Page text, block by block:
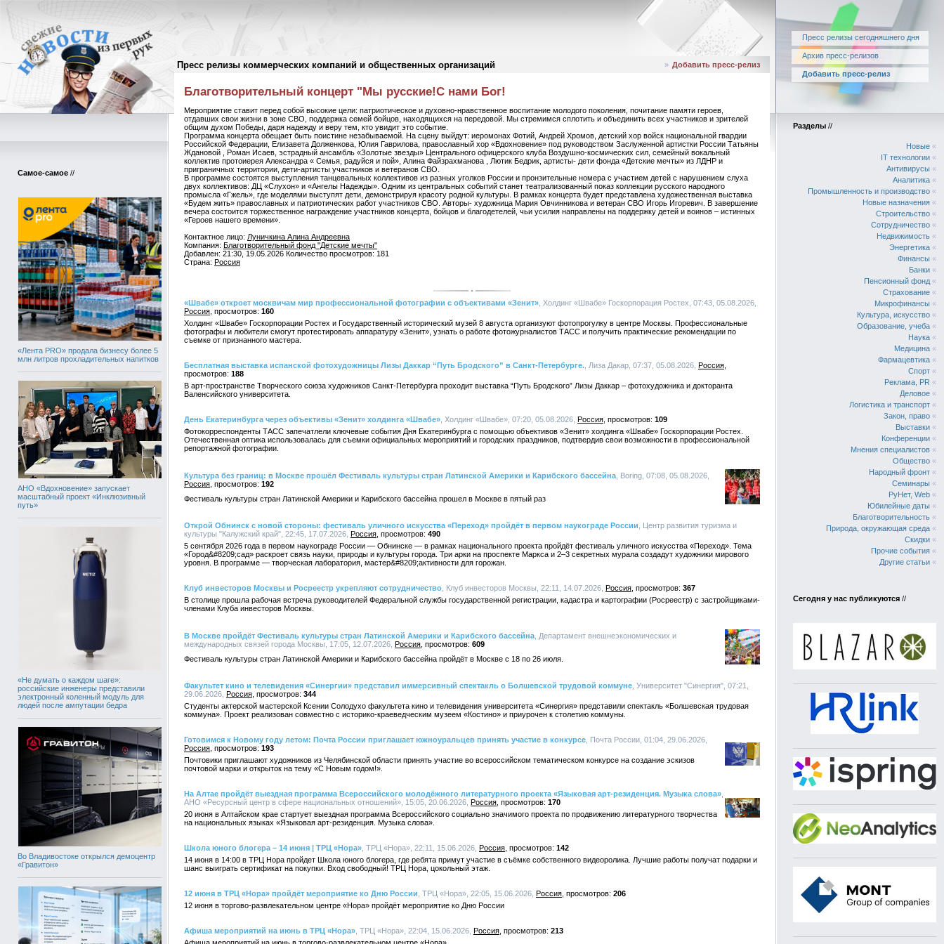
Пресс релизы коммерческих компаний и общественных организаций
Пресс релизы сегодняшнего дня
Архив пресс-релизов
Добавить пресс-релиз
Самое-самое //
«Лента PRO» продала бизнесу более 5
млн литров прохладительных напитков
АНО «Вдохновение» запускает
масштабный проект «Инклюзивный
путь»
«Не думать о каждом шаге»:
российские инженеры представили
электронный коленный модуль для
людей после ампутации бедра
Во Владивостоке открылся демоцентр
«Гравитон»
Пресс-релизы// » Добавить пресс-релиз
Благотворительный концерт "Мы русские!С нами Бог!
Мероприятие ставит перед собой высокие цели: патриотическое и духовно-нравственное воспитание молодого поколения, почитание памяти героев,
отдавших свои жизни в зоне СВО, поддержка семей бойцов, находящихся на передовой. Мы стремимся сплотить и объединить всех участников и зрителей
общим духом Победы, даря надежду и веру тем, кто увидит это событие.
Программа концерта обещает быть поистине незабываемой. На сцену выйдут: иеромонах Фотий, Андрей Хромов, детский хор войск национальной гвардии
Российской Федерации, Елизавета Долженкова, Юлия Гаврилова, православный хор «Вдохновение» под руководством Заслуженной артистки России Татьяны
Ждановой , Роман Исаев, эстрадный ансамбль «Золотые звезды» Центрального офицерского клуба Воздушно-космических сил, семейный вокальный
коллектив протоиерея Александра « Семья, радуйся и пой», Алина Файзрахманова , Лютик Бедрик, артисты- дети фонда «Детские мечты» из ЛДНР и
приграничных территории, дети-артисты участников и ветеранов СВО.
В программе состоятся выступления танцевальных коллективов из разных уголков России и пронзительные номера с участием детей с нарушением слуха
двух коллективов: ДЦ «Слухон» и «Ангелы Надежды». Одним из центральных событий станет театрализованный показ коллекции русского народного
промысла «Гжель», где моделями выступят дети, демонстрируя красоту родной культуры. В рамках концерта будет представлена художественная выставка
«Будем жить» православных и патриотических работ участников СВО. Авторы- художница Мария Овчинникова и ветеран СВО Игорь Игоревич. В завершение
вечера состоится торжественное награждение участников концерта, бойцов и благодетелей, чьи усилия направлены на поддержку детей и воинов – истинных
«Героев нашего времени».
Контактное лицо: Луничкина Алина Андреевна
Компания: Благотворительный фонд "Детские мечты"
Добавлен: 21:30, 19.05.2026 Количество просмотров: 181
Страна: Россия
«Швабе» откроет москвичам мир профессиональной фотографии с объективами «Зенит» , Холдинг «Швабе» Госкорпорация Ростех, 07:43, 05.08.2026,
Россия
160
Холдинг «Швабе» Госкорпорации Ростех и Государственный исторический музей 8 августа организуют фотопрогулку в центре Москвы. Профессиональные
фотографы и любители смогут протестировать аппаратуру «Зенит», узнать о работе фотожурналистов ТАСС и получить практические рекомендации по
съемке от признанного мастера.
Бесплатная выставка испанской фотохудожницы Лизы Даккар “Путь Бродского” в Санкт-Петербурге. , Лиза Дакар, 07:37, 05.08.2026, Россия
188
В арт-пространстве Творческого союза художников Санкт-Петербурга проходит выставка “Путь Бродского” Лизы Даккар – фотохудожника и докторанта
Валенсийского университета.
День Екатеринбурга через объективы «Зенит» холдинга «Швабе» , Холдинг «Швабе», 07:20, 05.08.2026, Россия
109
Фотокорреспонденты ТАСС запечатлели ключевые события Дня Екатеринбурга с помощью объективов «Зенит» холдинга «Швабе» Госкорпорации Ростех.
Отечественная оптика использовалась для съемки официальных мероприятий и городских праздников, подтвердив свои возможности в профессиональной
репортажной фотографии.
Культура без границ: в Москве прошёл Фестиваль культуры стран Латинской Америки и Карибского бассейна , Boring, 07:08, 05.08.2026,
Россия
192
Фестиваль культуры стран Латинской Америки и Карибского бассейна прошел в Москве в пятый раз
Открой Обнинск с новой стороны: фестиваль уличного искусства «Переход» пройдёт в первом наукограде России , Центр развития туризма и
культуры "Калужский край", 22:45, 17.07.2026, Россия
490
5 сентября 2026 года в первом наукограде России — Обнинске — в рамках национального проекта пройдёт фестиваль уличного искусства «Переход». Тема
«Город&#8209;сад» раскроет связь науки, природы и культуры города. Три арки на проспекте Маркса и 2–3 секретных мурала создадут художники мирового
уровня. В программе — творческая лаборатория, мастер&#8209;активности для горожан.
Клуб инвесторов Москвы и Росреестр укрепляют сотрудничество , Клуб инвесторов Москвы, 22:11, 14.07.2026, Россия
367
В столице прошла рабочая встреча руководителей Федеральной службы государственной регистрации, кадастра и картографии (Росреестр) с застройщиками-
членами Клуба инвесторов Москвы.
В Москве пройдёт Фестиваль культуры стран Латинской Америки и Карибского бассейна , Департамент внешнеэкономических и
международных связей города Москвы, 17:05, 12.07.2026, Россия
609
Фестиваль культуры стран Латинской Америки и Карибского бассейна пройдёт в Москве с 18 по 26 июля.
Факультет кино и телевидения «Синергии» представил иммерсивный спектакль о Болшевской трудовой коммуне , Университет "Синергия", 07:21,
29.06.2026, Россия
344
Студенты актерской мастерской Ксении Солодухо факультета кино и телевидения университета «Синергия» представили спектакль «Болшевская трудовая
коммуна». Проект реализован совместно с историко-краеведческим музеем «Костино» и приурочен к столетию коммуны.
Готовимся к Новому году летом: Почта России приглашает южноуральцев принять участие в конкурсе , Почта России, 01:04, 29.06.2026,
Россия
193
Почтовики приглашают художников из Челябинской области принять участие во всероссийском тематическом конкурсе на создание эскизов
почтовой марки и открыток на тему «С Новым годом!».
На Алтае пройдёт выездная программа Всероссийского молодёжного литературного проекта «Языковая арт-резиденция. Музыка слова»
АНО «Ресурсный центр в сфере национальных отношений», 15:05, 20.06.2026, Россия
170
20 июня в Алтайском крае стартует выездная программа Всероссийского социально значимого проекта по продвижению литературного творчества
на национальных языках «Языковая арт-резиденция. Музыка слова».
Школа юного блогера – 14 июня | ТРЦ «Нора» , ТРЦ «Нора», 22:11, 15.06.2026, Россия
142
14 июня в 14:00 в ТРЦ Нора пройдет Школа юного блогера, где ребята примут участие в съёмке собственного видеоролика. Лучшие работы получат подарки и
шанс выиграть сертификат на покупки. Вход свободный! ТРЦ Нора, цокольный этаж.
12 июня в ТРЦ «Нора» пройдёт мероприятие ко Дню России , ТРЦ «Нора», 22:05, 15.06.2026, Россия
206
12 июня в торгово-развлекательном центре «Нора» пройдёт мероприятие ко Дню России
Афиша мероприятий на июнь в ТРЦ «Нора» , ТРЦ «Нора», 22:04, 15.06.2026, Россия
213
Разделы //
Новые «
IT технологии «
Антивирусы «
Аналитика «
Промышленность и производство «
Новые назначения «
Строительство «
Сотрудничество «
Недвижимость «
Энергетика «
Финансы «
Банки «
Пенсионный фонд «
Страхование «
Микрофинансы «
Культура, искусство «
Образование, учеба «
Наука «
Медицина «
Фармацевтика «
Спорт «
Реклама, PR «
Деловое «
Логистика и транспорт «
Закон, право «
Выставки «
Конференции «
Мнения специалистов «
Общество «
Народный фронт «
Семинары «
РуНет, Web «
Юбилейные даты «
Благотворительность «
Природа, окружающая среда «
Скидки «
Прочие события «
Другие статьи «
Сегодня у нас публикуются //